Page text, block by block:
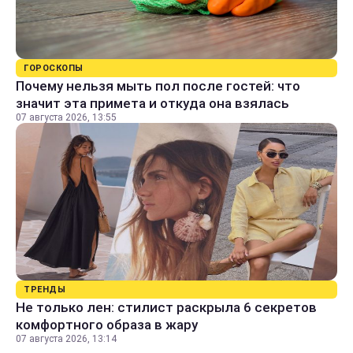
ГОРОСКОПЫ
Почему нельзя мыть пол после гостей: что
значит эта примета и откуда она взялась
07 августа 2026, 13:55
ТРЕНДЫ
Не только лен: стилист раскрыла 6 секретов
комфортного образа в жару
07 августа 2026, 13:14